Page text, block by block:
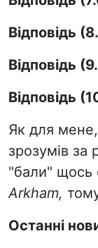
Відповідь
Відповідь
Відповідь
Як для мене,
зрозумів за
"бали" щось
Arkham,
Останні